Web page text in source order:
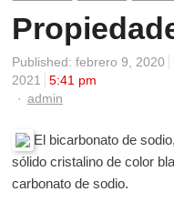
Published: febrero 9, 2020
2021
5:41 pm
Author
admin
El bicarbonato de
sólido cristalino de color
carbonato de sodio.